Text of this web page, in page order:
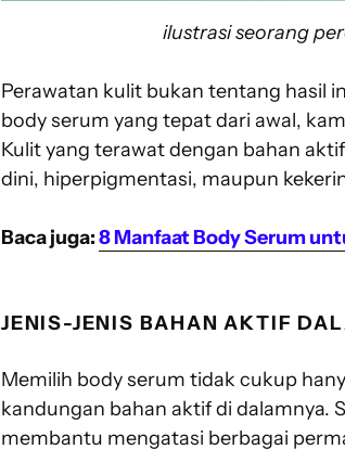
ilustrasi seorang
Perawatan kulit bukan tentang hasil
body serum yang tepat dari awal,
Kulit yang terawat dengan bahan
dini, hiperpigmentasi, maupun
Baca juga:8 Manfaat Body Serum
JENIS-JENIS BAHAN AKTIF
Memilih body serum tidak cukup
kandungan bahan aktif di dalamnya.
membantu mengatasi berbagai